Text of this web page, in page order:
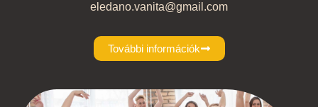
eledano.vanita@gmail.com
További információk